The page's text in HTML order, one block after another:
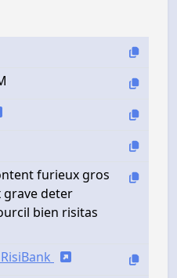
furieux gros
grave deter
bien risitas